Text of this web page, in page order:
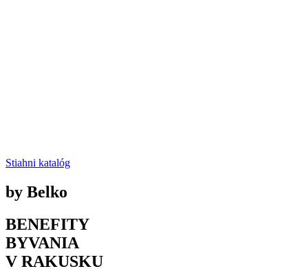
Stiahni katalóg
by Belko
BENEFITY
BYVANIA
V RAKUSKU